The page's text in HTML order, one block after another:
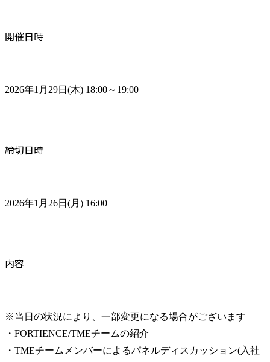
開催日時
2026年1月29日(木) 18:00～19:00
締切日時
2026年1月26日(月) 16:00
内容
※当日の状況により、一部変更になる場合がございます
・FORTIENCE/TMEチームの紹介
・TMEチームメンバーによるパネルディスカッション(入社